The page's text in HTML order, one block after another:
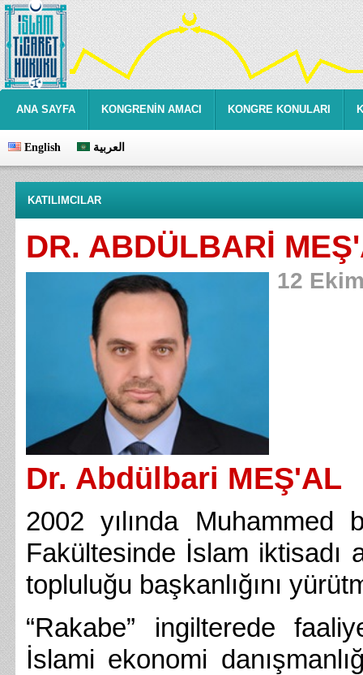
ANA SAYFA KONGRENİN AMACI KONGRE KONULARI
English العربية
KATILIMCILAR
DR. ABDÜLBARİ
12
Dr. Abdülbari MEŞ'AL
2002 yılında
Fakültesinde İslam iktisadı
topluluğu başkanlığını
“Rakabe” ingilterede
İslami ekonomi